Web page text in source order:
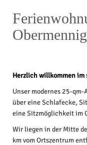
Obermennig
Herzlich willkommen im
Unser modernes 25-
über eine Schlafecke,
eine Sitzmöglichkeit im
Wir liegen in der Mitte
km vom Ortszentrum